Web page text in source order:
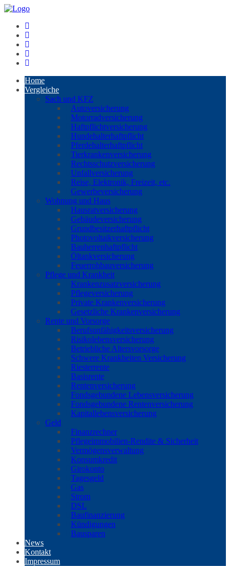
Home
Vergleiche
Sach und KFZ
Autoversicherung
Motorradversicherung
Haftpflichtversicherung
Hundehalterhaftpflicht
Pferdehalterhaftpflicht
Tierkrankenversicherung
Rechtsschutzversicherung
Unfallversicherung
Reise, Elektronik, Freizeit, etc.
Gewerbeversicherung
Wohnung und Haus
Hausratversicherung
Gebäudeversicherung
Grundbesitzerhaftpflicht
Photovoltaikversicherung
Bauherrenhaftpflicht
Öltankversicherung
Feuerrohbauversicherung
Pflege und Krankheit
Krankenzusatzversicherung
Pflegeversicherung
Private Krankenversicherung
Gesetzliche Krankenversicherung
Rente und Vorsorge
Berufs­unfähigkeitsversicherung
Risikolebensversicherung
Betriebliche Altersvorsorge
Schwere Krankheiten Versicherung
Riesterrente
Basisrente
Rentenversicherung
Fondsgebundene Lebensversicherung
Fondsgebundene Rentenversicherung
Kapitallebensversicherung
Geld
Finanzrechner
Pflegeimmobilien-Rendite & Sicherheit
Vermögensverwaltung
Konsumkredit
Girokonto
Tagesgeld
Gas
Strom
DSL
Baufinanzierung
Kündigungen
Bausparen
News
Kontakt
Impressum